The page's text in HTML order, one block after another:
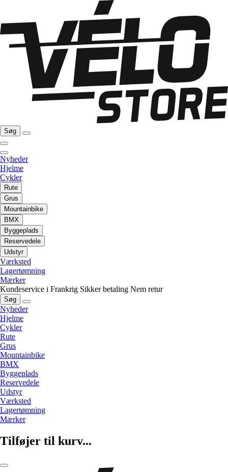
Søg
Nyheder
Hjelme
Cykler
Rute
Grus
Mountainbike
BMX
Byggeplads
Reservedele
Udstyr
Værksted
Lagertømning
Mærker
Kundeservice i Frankrig Sikker betaling Nem retur
Søg
Nyheder
Hjelme
Cykler
Rute
Grus
Mountainbike
BMX
Byggeplads
Reservedele
Udstyr
Værksted
Lagertømning
Mærker
Tilføjer til kurv...